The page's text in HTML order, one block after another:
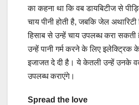
का कहना था कि वब डायबिटीज से
चाय पीनी होती है, जबकि जेल अथारिटी
हिसाब से उन्हें चाय उपलब्ध करा सकती
उन्हें पानी गर्म करने के लिए इलेक्ट्रिक
इजाजत दे दी है। ये केतली उन्हें उनके
उपलब्ध कराएंगे।
Spread the love